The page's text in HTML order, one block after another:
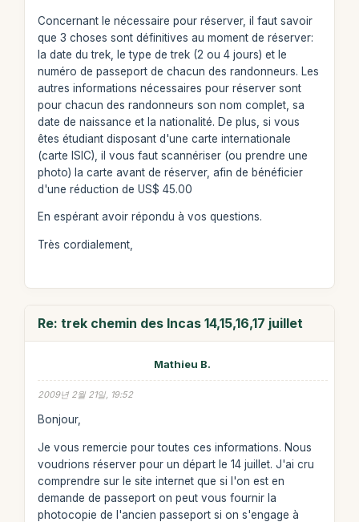
Concernant le nécessaire pour réserver, il faut savoir
que 3 choses sont définitives au moment de réserver:
la date du trek, le type de trek (2 ou 4 jours) et le
numéro de passeport de chacun des randonneurs. Les
autres informations nécessaires pour réserver sont
pour chacun des randonneurs son nom complet, sa
date de naissance et la nationalité. De plus, si vous
êtes étudiant disposant d'une carte internationale
(carte ISIC), il vous faut scannériser (ou prendre une
photo) la carte avant de réserver, afin de bénéficier
d'une réduction de US$ 45.00
En espérant avoir répondu à vos questions.
Très cordialement,
Re: trek chemin des Incas 14,15,16,17 juillet
Mathieu B.
2009년 2월 21일, 19:52
Bonjour,
Je vous remercie pour toutes ces informations. Nous
voudrions réserver pour un départ le 14 juillet. J'ai cru
comprendre sur le site internet que si l'on est en
demande de passeport on peut vous fournir la
photocopie de l'ancien passeport si on s'engage à